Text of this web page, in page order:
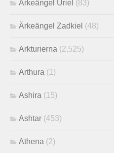
Ärkeängel Uriel (83)
Ärkeängel Zadkiel (48)
Arkturierna (2,525)
Arthura (1)
Ashira (15)
Ashtar (453)
Athena (2)